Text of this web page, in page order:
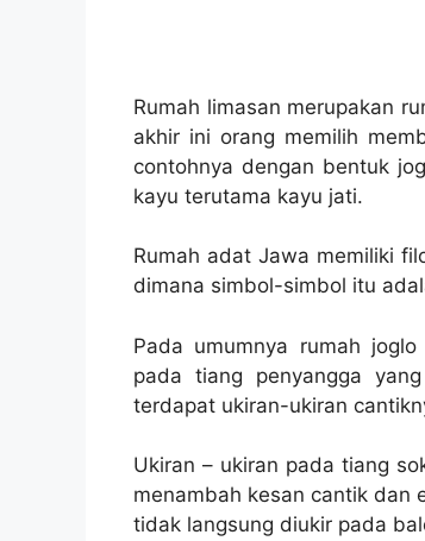
Rumah limasan merupakan
akhir ini orang memilih
contohnya dengan bentuk
kayu terutama kayu jati.
Rumah adat Jawa memiliki
dimana simbol-simbol itu
Pada umumnya rumah
pada tiang penyangga
terdapat ukiran-ukiran
Ukiran – ukiran pada tiang
menambah kesan cantik dan
tidak langsung diukir pada